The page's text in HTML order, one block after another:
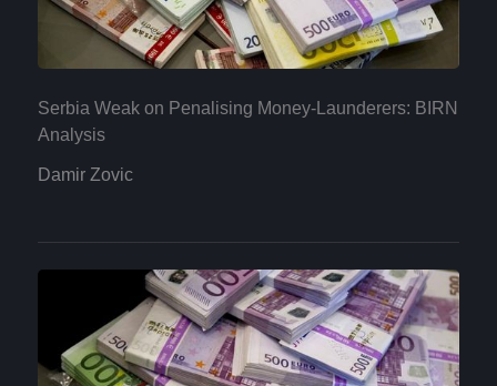
Serbia Weak on Penalising Money-Launderers: BIRN
Analysis
Damir Zovic